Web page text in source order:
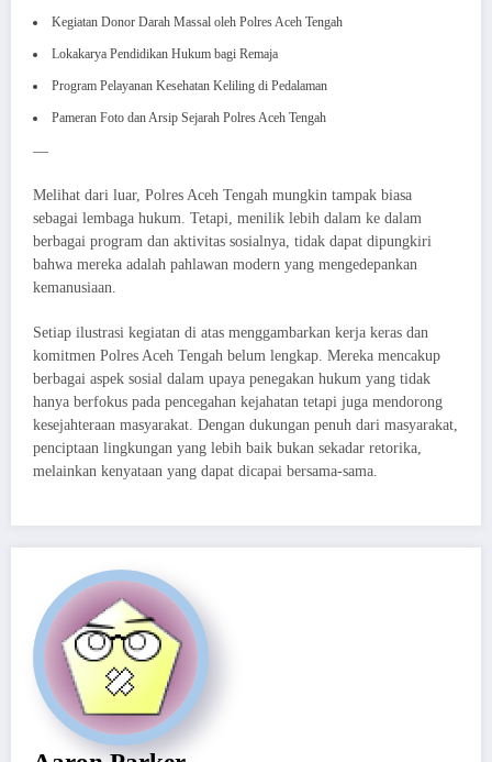
Kegiatan Donor Darah Massal oleh Polres Aceh Tengah
Lokakarya Pendidikan Hukum bagi Remaja
Program Pelayanan Kesehatan Keliling di Pedalaman
Pameran Foto dan Arsip Sejarah Polres Aceh Tengah
—
Melihat dari luar, Polres Aceh Tengah mungkin tampak biasa
sebagai lembaga hukum. Tetapi, menilik lebih dalam ke dalam
berbagai program dan aktivitas sosialnya, tidak dapat dipungkiri
bahwa mereka adalah pahlawan modern yang mengedepankan
kemanusiaan.
Setiap ilustrasi kegiatan di atas menggambarkan kerja keras dan
komitmen Polres Aceh Tengah belum lengkap. Mereka mencakup
berbagai aspek sosial dalam upaya penegakan hukum yang tidak
hanya berfokus pada pencegahan kejahatan tetapi juga mendorong
kesejahteraan masyarakat. Dengan dukungan penuh dari masyarakat,
penciptaan lingkungan yang lebih baik bukan sekadar retorika,
melainkan kenyataan yang dapat dicapai bersama-sama.